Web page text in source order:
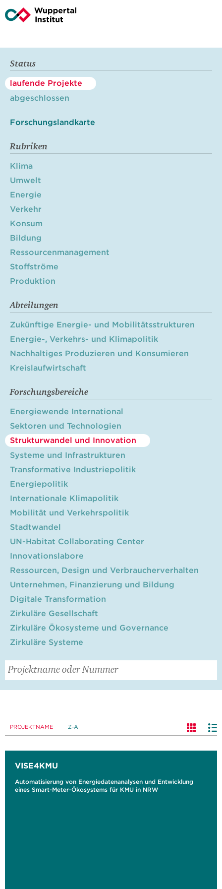
Status
laufende Projekte
abgeschlossen
Forschungslandkarte
Rubriken
Klima
Umwelt
Energie
Verkehr
Konsum
Bildung
Ressourcenmanagement
Stoffströme
Produktion
Abteilungen
Zukünftige Energie- und Mobilitätsstrukturen
Energie-, Verkehrs- und Klimapolitik
Nachhaltiges Produzieren und Konsumieren
Kreislaufwirtschaft
Forschungsbereiche
Energiewende International
Sektoren und Technologien
Strukturwandel und Innovation
Systeme und Infrastrukturen
Transformative Industriepolitik
Energiepolitik
Internationale Klimapolitik
Mobilität und Verkehrspolitik
Stadtwandel
UN-Habitat Collaborating Center
Innovationslabore
Ressourcen, Design und Verbraucherverhalten
Unternehmen, Finanzierung und Bildung
Digitale Transformation
Zirkuläre Gesellschaft
Zirkuläre Ökosysteme und Governance
Zirkuläre Systeme
PROJEKTNAME Z-A
VISE4KMU
Automatisierung von Energiedatenanalysen und Entwicklung
eines Smart-Meter-Ökosystems für KMU in NRW